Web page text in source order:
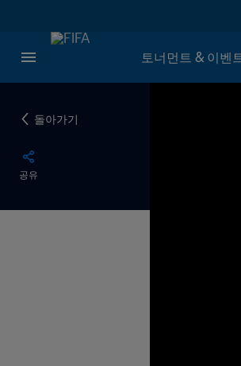
토너먼트 & 이벤
돌아가기
공유